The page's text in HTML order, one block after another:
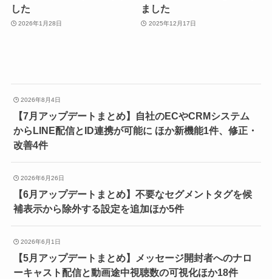
した
2026年1月28日
ました
2025年12月17日
2026年8月4日
【7月アップデートまとめ】自社のECやCRMシステム
からLINE配信とID連携が可能に ほか新機能1件、修正・
改善4件
2026年6月26日
【6月アップデートまとめ】不要なセグメントタグを候
補表示から除外する設定を追加ほか5件
2026年6月1日
【5月アップデートまとめ】メッセージ開封者へのナロ
ーキャスト配信と動画途中視聴数の可視化ほか18件